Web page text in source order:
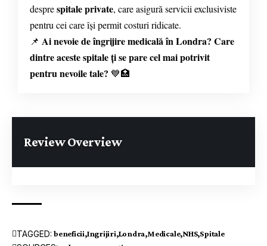
desprespitale private, care asigură servicii exclusiviste
pentru cei care își permit costuri ridicate.
📌 Ai nevoie de îngrijire medicală în Londra? Care
dintre aceste spitale ți se pare cel mai potrivit
pentru nevoile tale? 💙🏥
Review Overview
TAGGED: beneficii Ingrijiri Londra Medicale NHS Spitale